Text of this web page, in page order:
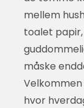
mellem
toalet
måske
hvor